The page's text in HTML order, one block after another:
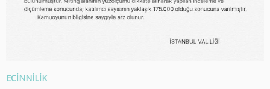
ECİNNİLİK